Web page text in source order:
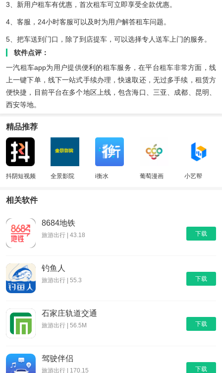
3、新用户租车有优惠，首次租车可立即享受全款优惠。
4、客服，24小时客服可以及时为用户解答租车问题。
5、把车送到门口，除了到店提车，可以选择专人送车上门的服务。
软件点评：
一汽租车app为用户提供便利的租车服务，在平台租车非常方面，线
上一键下单，线下一站式手续办理，快速取还，无过多手续，租赁方
便快捷，目前平台在多个地区上线，包含海口、三亚、成都、昆明、
西安等地。
精品推荐
抖阴短视频
全景影院 i衡水 葡萄漫画 小艺帮
相关软件
下载
8684地铁
旅游出行 | 43.18
下载
钓鱼人
旅游出行 | 55.3
下载
石家庄轨道交通
旅游出行 | 56.5M
下载
驾驶伴侣
旅游出行 | 170.15